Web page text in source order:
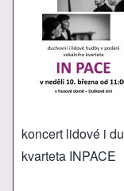
koncert lidové i
kvarteta INPACE